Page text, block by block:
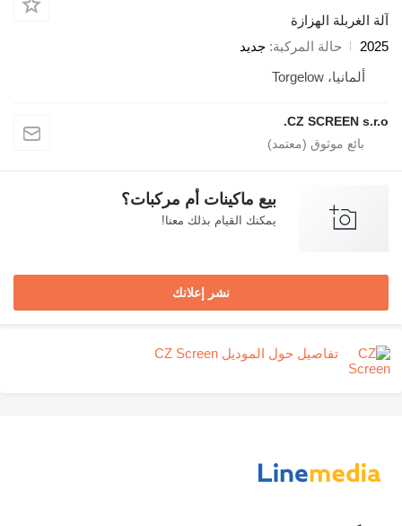
الغربلة الهزازة
حالة المركبة جديد
ألمانيا، Torgelow
CZ SCREEN
بيع ماكينات أم مركبات؟
يمكنك القيام بذلك معنا!
نشر إعلانك
تفاصيل حول الموديل CZ Screen